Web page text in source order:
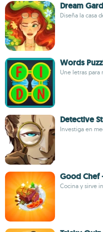
Dream
Diseña la casa
Words
Une letras para
Detective
Investiga en
Good Chef
Cocina y sirve